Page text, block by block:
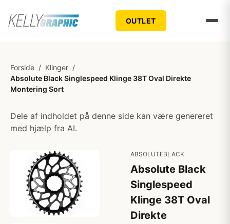
OUTLET
Forside / Klinger /
Absolute Black Singlespeed Klinge 38T Oval Direkte
Montering Sort
Dele af indholdet på denne side kan være genereret
med hjælp fra AI.
ABSOLUTEBLACK
Absolute Black
Singlespeed
Klinge 38T Oval
Direkte